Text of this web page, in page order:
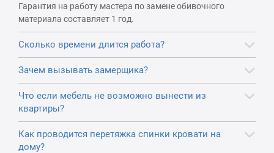
Гарантия на работу мастера по замене обивочного
материала составляет 1 год.
Сколько времени длится работа?
Зачем вызывать замерщика?
Что если мебель не возможно вынести из
квартиры?
Как проводится перетяжка спинки кровати на
дому?